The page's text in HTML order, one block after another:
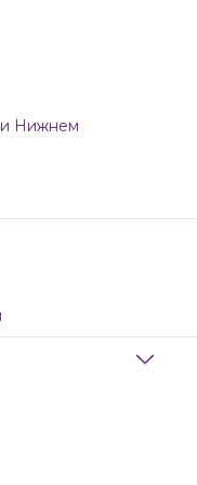
и Нижнем